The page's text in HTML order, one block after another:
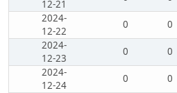
12-21
2024-
12-22
0 0
2024-
12-23
0 0
2024-
12-24
0 0